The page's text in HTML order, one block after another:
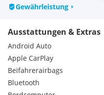
Gewährleistung
Ausstattungen & Extras
Android Auto
Apple CarPlay
Beifahrerairbags
Bluetooth